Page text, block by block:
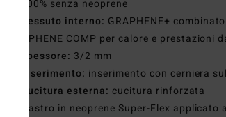
100% senza neoprene
Tessuto interno: GRAPHENE+
GRAPHENE COMP per calore e prestazioni
Spessore: 3/2 mm
Inserimento: inserimento con cerniera
Cucitura esterna: cucitura rinforzata
Nastro in neoprene Super-Flex applicato